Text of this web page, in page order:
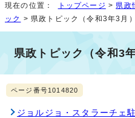
現在の位置： トップページ > 県政
ック > 県政トピック（令和3年3月）
県政トピック（令和3年
ページ番号1014820
ジョルジョ・スタラーチェ